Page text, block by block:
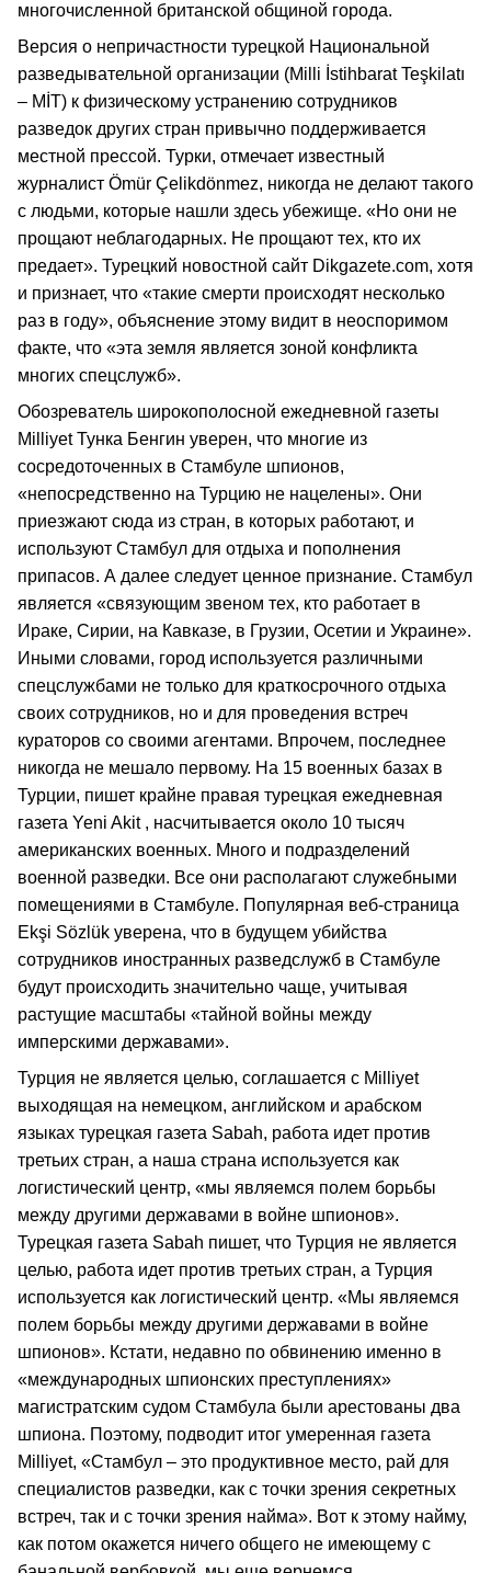
многочисленной британской общиной города.
Версия о непричастности турецкой Национальной
разведывательной организации (Milli İstihbarat Teşkilatı
– MİT) к физическому устранению сотрудников
разведок других стран привычно поддерживается
местной прессой. Турки, отмечает известный
журналист Ömür Çelikdönmez, никогда не делают такого
с людьми, которые нашли здесь убежище. «Но они не
прощают неблагодарных. Не прощают тех, кто их
предает». Турецкий новостной сайт Dikgazete.com, хотя
и признает, что «такие смерти происходят несколько
раз в году», объяснение этому видит в неоспоримом
факте, что «эта земля является зоной конфликта
многих спецслужб».
Обозреватель широкополосной ежедневной газеты
Milliyet Тунка Бенгин уверен, что многие из
сосредоточенных в Стамбуле шпионов,
«непосредственно на Турцию не нацелены». Они
приезжают сюда из стран, в которых работают, и
используют Стамбул для отдыха и пополнения
припасов. А далее следует ценное признание. Стамбул
является «связующим звеном тех, кто работает в
Ираке, Сирии, на Кавказе, в Грузии, Осетии и Украине».
Иными словами, город используется различными
спецслужбами не только для краткосрочного отдыха
своих сотрудников, но и для проведения встреч
кураторов со своими агентами. Впрочем, последнее
никогда не мешало первому. На 15 военных базах в
Турции, пишет крайне правая турецкая ежедневная
газета Yeni Akit , насчитывается около 10 тысяч
американских военных. Много и подразделений
военной разведки. Все они располагают служебными
помещениями в Стамбуле. Популярная веб-страница
Ekşi Sözlük уверена, что в будущем убийства
сотрудников иностранных разведслужб в Стамбуле
будут происходить значительно чаще, учитывая
растущие масштабы «тайной войны между
имперскими державами».
Турция не является целью, соглашается с Milliyet
выходящая на немецком, английском и арабском
языках турецкая газета Sabah, работа идет против
третьих стран, а наша страна используется как
логистический центр, «мы являемся полем борьбы
между другими державами в войне шпионов».
Турецкая газета Sabah пишет, что Турция не является
целью, работа идет против третьих стран, а Турция
используется как логистический центр. «Мы являемся
полем борьбы между другими державами в войне
шпионов». Кстати, недавно по обвинению именно в
«международных шпионских преступлениях»
магистратским судом Стамбула были арестованы два
шпиона. Поэтому, подводит итог умеренная газета
Milliyet, «Стамбул – это продуктивное место, рай для
специалистов разведки, как с точки зрения секретных
встреч, так и с точки зрения найма». Вот к этому найму,
как потом окажется ничего общего не имеющему с